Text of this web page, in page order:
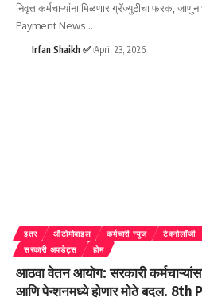
निवृत्त कर्मचाऱ्यांना मिळणार ग्रॅज्युटीचा फरक,
Payment News…
Irfan Shaikh ✅ April 23, 2026
इतर ऑटोमोबाइल कर्मचारी न्युज टेक्नोलॉजी
सरकारी अपडेट्स
होम
आठवा वेतन आयोग: सरकारी
आणि पेन्शनमध्ये होणार मोठे बदल. 8th